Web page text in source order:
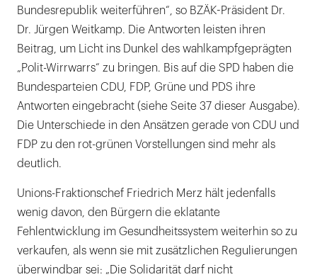
Bundesrepublik weiterführen“, so BZÄK-Präsident Dr.
Dr. Jürgen Weitkamp. Die Antworten leisten ihren
Beitrag, um Licht ins Dunkel des wahlkampfgeprägten
„Polit-Wirrwarrs“ zu bringen. Bis auf die SPD haben die
Bundesparteien CDU, FDP, Grüne und PDS ihre
Antworten eingebracht (siehe Seite 37 dieser Ausgabe).
Die Unterschiede in den Ansätzen gerade von CDU und
FDP zu den rot-grünen Vorstellungen sind mehr als
deutlich.
Unions-Fraktionschef Friedrich Merz hält jedenfalls
wenig davon, den Bürgern die eklatante
Fehlentwicklung im Gesundheitssystem weiterhin so zu
verkaufen, als wenn sie mit zusätzlichen Regulierungen
überwindbar sei: „Die Solidarität darf nicht